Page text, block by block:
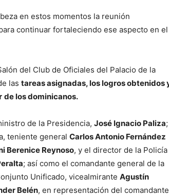
en estos momentos la reunión
continuar fortaleciendo ese aspecto en el
del Club de Oficiales del Palacio de la
las tareas asignadas, los logros obtenidos
de los dominicanos.
de la Presidencia, José Ignacio Paliza;
teniente general Carlos Antonio Fernández
Berenice Reynoso, y el director de la Policía
; así como el comandante general de la
Unificado, vicealmirante Agustín
Belén, en representación del comandante